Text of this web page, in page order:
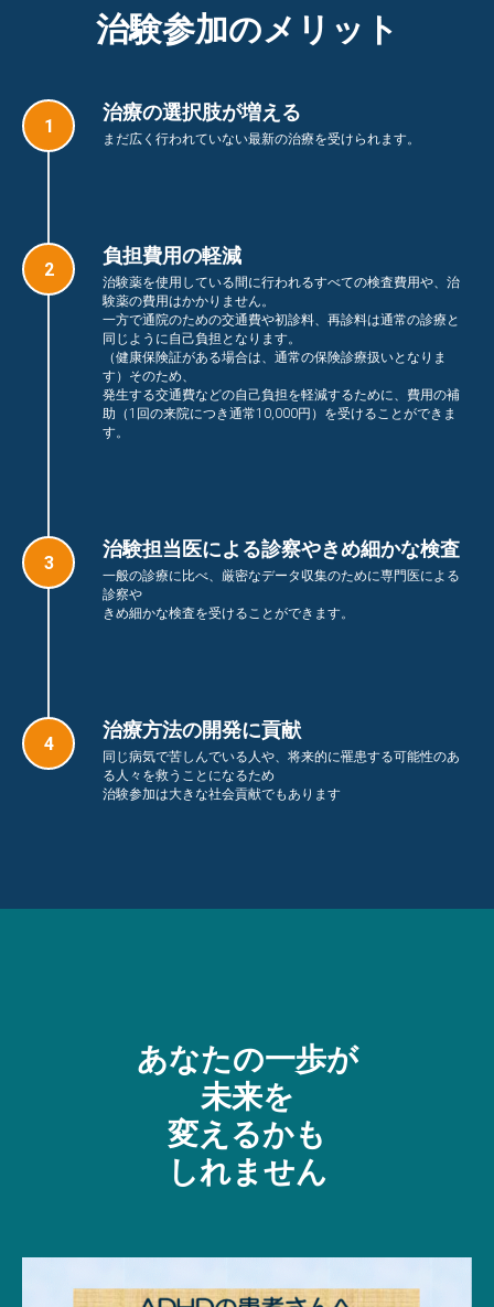
治験参加のメリット
治療の選択肢が増える
まだ広く行われていない最新の治療を受けられます。
負担費用の軽減
治験薬を使用している間に行われるすべての検査費用や、治
験薬の費用はかかりません。
一方で通院のための交通費や初診料、再診料は通常の診療と
同じように自己負担となります。
（健康保険証がある場合は、通常の保険診療扱いとなりま
す）そのため、
発生する交通費などの自己負担を軽減するために、費用の補
助（1回の来院につき通常10,000円）を受けることができま
す。
治験担当医による診察やきめ細かな検査
一般の診療に比べ、厳密なデータ収集のために専門医による
診察や
きめ細かな検査を受けることができます。
治療方法の開発に貢献
同じ病気で苦しんでいる人や、将来的に罹患する可能性のあ
る人々を救うことになるため
治験参加は大きな社会貢献でもあります
あなたの一歩が
未来を
変えるかも
しれません